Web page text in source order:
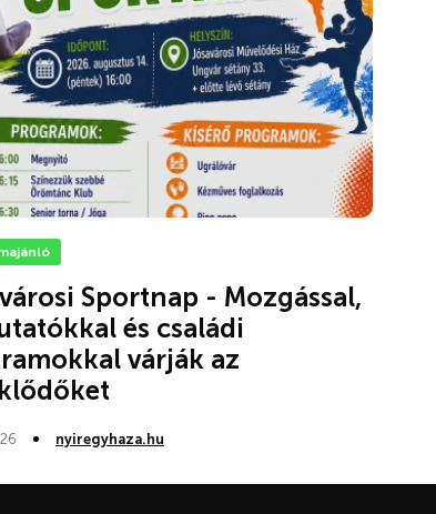
Sportnap - Mozgással,
és családi
várják az
nyiregyhaza.hu